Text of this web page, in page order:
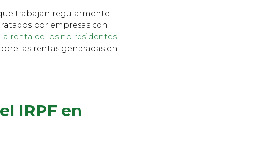
trabajan regularmente
por empresas con
renta de los no residentes
las rentas generadas en
IRPF en